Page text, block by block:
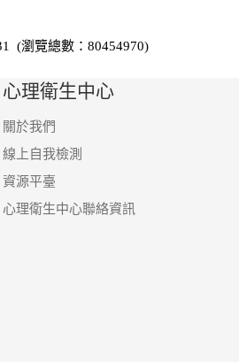
(瀏覽總數：80454970)
心理衛生中心
關於我們
線上自我檢測
資源平臺
心理衛生中心聯絡資訊